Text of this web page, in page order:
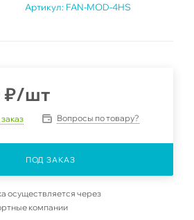
Артикул: FAN-MOD-4HS
₽/шт
Вопросы по товару?
ПОД ЗАКАЗ
осуществляется через
компании